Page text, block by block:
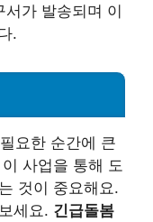
가 발송되며 이
.
요한 순간에 큰
사업을 통해 도
것이 중요해요.
세요. 긴급돌봄